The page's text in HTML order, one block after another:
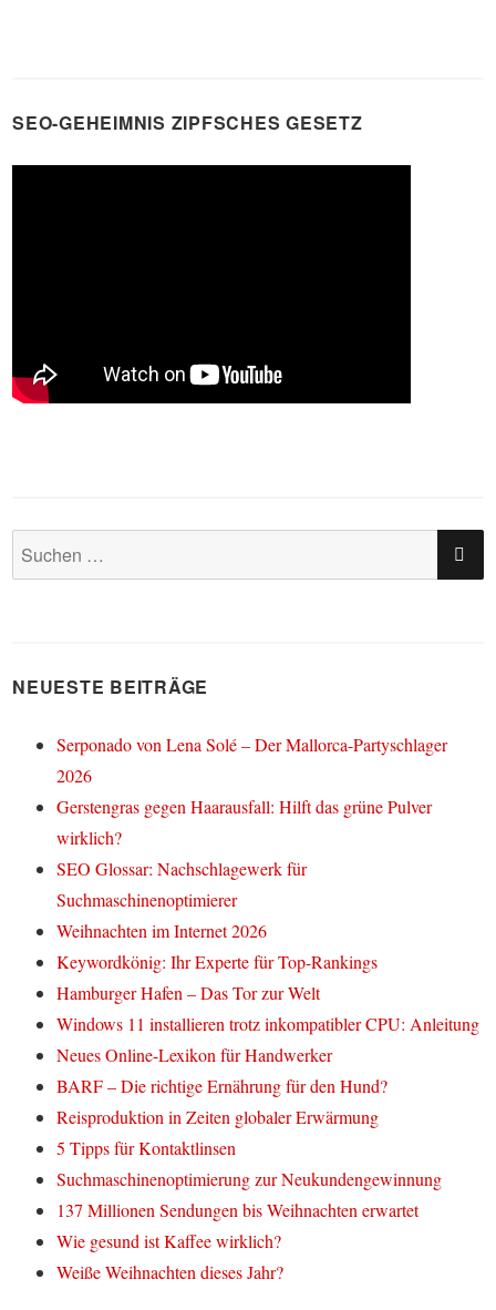
SEO-GEHEIMNIS ZIPFSCHES GESETZ
Suchen
nach:
NEUESTE BEITRÄGE
Serponado von Lena Solé – Der Mallorca-Partyschlager
2026
Gerstengras gegen Haarausfall: Hilft das grüne Pulver
wirklich?
SEO Glossar: Nachschlagewerk für
Suchmaschinenoptimierer
Weihnachten im Internet 2026
Keywordkönig: Ihr Experte für Top-Rankings
Hamburger Hafen – Das Tor zur Welt
Windows 11 installieren trotz inkompatibler CPU: Anleitung
Neues Online-Lexikon für Handwerker
BARF – Die richtige Ernährung für den Hund?
Reisproduktion in Zeiten globaler Erwärmung
5 Tipps für Kontaktlinsen
Suchmaschinenoptimierung zur Neukundengewinnung
137 Millionen Sendungen bis Weihnachten erwartet
Wie gesund ist Kaffee wirklich?
Weiße Weihnachten dieses Jahr?